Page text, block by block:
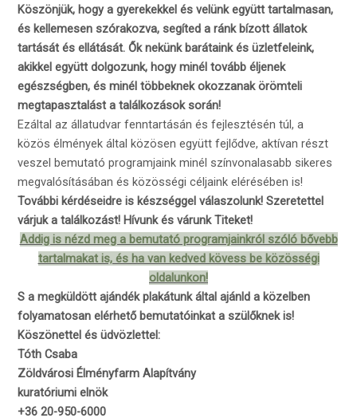
Köszönjük, hogy a gyerekekkel és velünk együtt tartalmasan,
és kellemesen szórakozva, segíted a ránk bízott állatok
tartását és ellátását. Ők nekünk barátaink és üzletfeleink,
akikkel együtt dolgozunk, hogy minél tovább éljenek
egészségben, és minél többeknek okozzanak örömteli
megtapasztalást a találkozások során!
Ezáltal az állatudvar fenntartásán és fejlesztésén túl, a
közös élmények által közösen együtt fejlődve, aktívan részt
veszel bemutató programjaink minél színvonalasabb sikeres
megvalósításában és közösségi céljaink elérésében is!
További kérdéseidre is készséggel válaszolunk! Szeretettel
várjuk a találkozást! Hívunk és várunk Titeket!
Addig is nézd meg a bemutató programjainkról szóló bővebb
tartalmakat is, és ha van kedved kövess be közösségi
oldalunkon!
S a megküldött ajándék plakátunk által ajánld a közelben
folyamatosan elérhető bemutatóinkat a szülőknek is!
Köszönettel és üdvözlettel:
Tóth Csaba
Zöldvárosi Élményfarm Alapítvány
kuratóriumi elnök
+36 20-950-6000